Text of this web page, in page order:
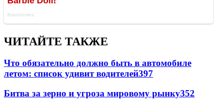
ЧИТАЙТЕ ТАКЖЕ
Что обязательно должно быть в автомобиле
летом: список удивит водителей397
Битва за зерно и угроза мировому рынку352